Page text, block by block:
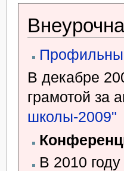
В декабре
грамотой за
школы-2009"
В 2010